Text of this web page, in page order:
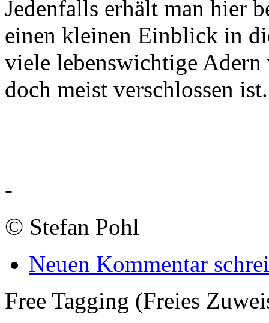
Jedenfalls erhält man hier
einen kleinen Einblick in
viele lebenswichtige
doch meist verschlossen ist.
-
© Stefan Pohl
Neuen Kommentar
Free Tagging (Freies